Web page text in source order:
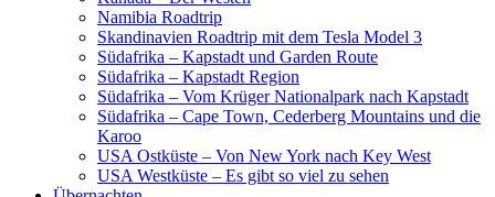
Namibia Roadtrip
Skandinavien Roadtrip mit dem Tesla Model 3
Südafrika – Kapstadt und Garden Route
Südafrika – Kapstadt Region
Südafrika – Vom Krüger Nationalpark nach Kapstadt
Südafrika – Cape Town, Cederberg Mountains und die
Karoo
USA Ostküste – Von New York nach Key West
USA Westküste – Es gibt so viel zu sehen